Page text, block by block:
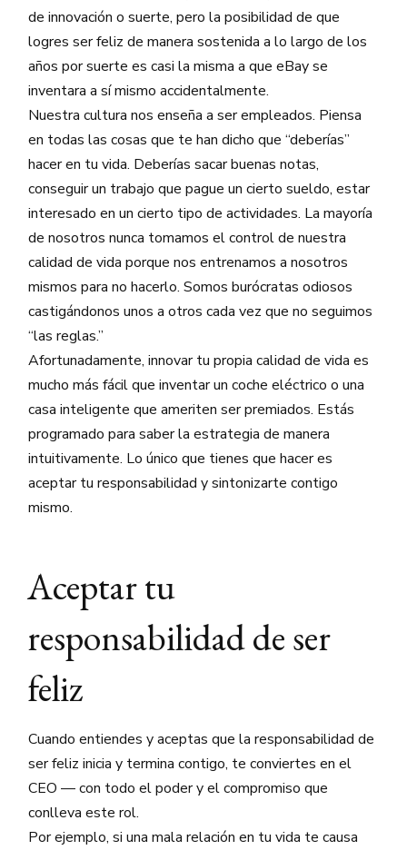
de innovación o suerte, pero la posibilidad de que
logres ser feliz de manera sostenida a lo largo de los
años por suerte es casi la misma a que eBay se
inventara a sí mismo accidentalmente.
Nuestra cultura nos enseña a ser empleados. Piensa
en todas las cosas que te han dicho que “deberías”
hacer en tu vida. Deberías sacar buenas notas,
conseguir un trabajo que pague un cierto sueldo, estar
interesado en un cierto tipo de actividades. La mayoría
de nosotros nunca tomamos el control de nuestra
calidad de vida porque nos entrenamos a nosotros
mismos para no hacerlo. Somos burócratas odiosos
castigándonos unos a otros cada vez que no seguimos
“las reglas.”
Afortunadamente, innovar tu propia calidad de vida es
mucho más fácil que inventar un coche eléctrico o una
casa inteligente que ameriten ser premiados. Estás
programado para saber la estrategia de manera
intuitivamente. Lo único que tienes que hacer es
aceptar tu responsabilidad y sintonizarte contigo
mismo.
Aceptar tu
responsabilidad de ser
feliz
Cuando entiendes y aceptas que la responsabilidad de
ser feliz inicia y termina contigo, te conviertes en el
CEO — con todo el poder y el compromiso que
conlleva este rol.
Por ejemplo, si una mala relación en tu vida te causa